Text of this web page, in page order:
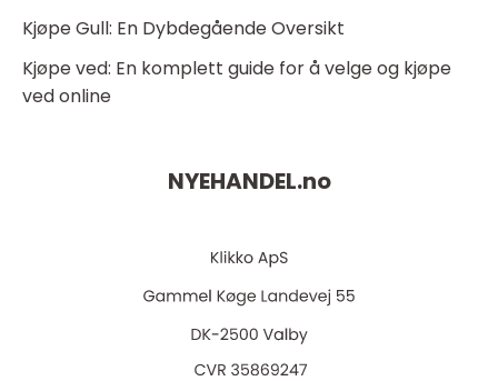
Kjøpe Gull: En Dybdegående Oversikt
Kjøpe ved: En komplett guide for å velge og kjøpe
ved online
NYEHANDEL.no